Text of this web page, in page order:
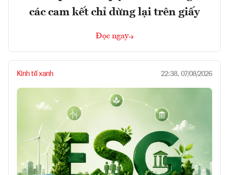
các cam kết chỉ dừng lại trên giấy
Đọc ngay
Kinh tế xanh 22:38, 07/08/2026